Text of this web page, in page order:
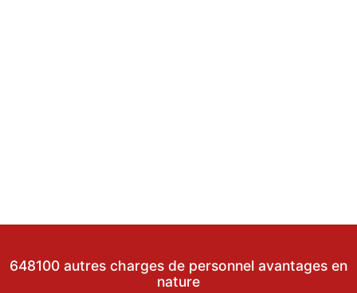
648100 autres charges de personnel avantages en
nature